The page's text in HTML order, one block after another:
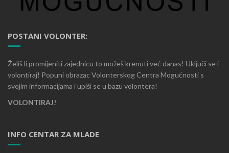
POSTANI VOLONTER:
Želiš li promijeniti zajednicu to možeš krenuti već danas! Uključi se i
volontiraj! Popuni obrazac Volonterskog Centra Mogućnosti s
svojim informacijama i upiši se u bazu volontera!
VOLONTIRAJ!
INFO CENTAR ZA MLADE